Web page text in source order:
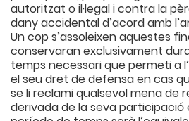
autoritzat o il·legal i contra la
dany accidental d’acord amb
Un cop s’assoleixen aquestes
conservaran exclusivament
temps necessari que permeti a
el seu dret de defensa en cas
se li reclami qualsevol mena de
derivada de la seva participació